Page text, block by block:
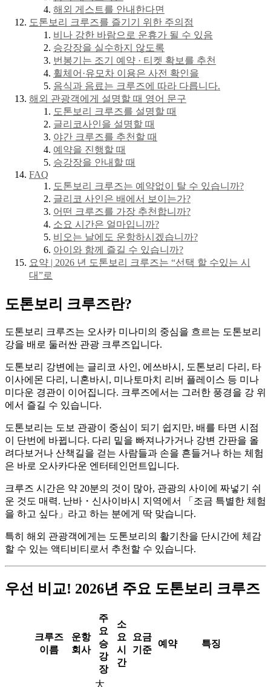
해외 게스트를 안내한다면
도톤보리 크루즈를 즐기기 위한 주의점
비나 강한 바람으로 운휴가 될 수 있음
승강장을 실수하지 않도록
번봉기는 조기 예약 · 티켓 확보를 추천
휠체어·유모차 이용은 사전 확인을
음식과 음료는 크루즈에 따라 다릅니다.
해외 관광객에게 설명할 때 영어 문구
도톤보리 크루즈를 설명할 때
글리코사인을 설명할 때
야간 크루즈를 추천할 때
예약을 진행할 때
승강장을 안내할 때
FAQ
도톤보리 크루즈는 예약없이 탈 수 있습니까?
글리코 사인은 배에서 보이는가?
어떤 크루즈를 가장 추천합니까?
소요 시간은 얼마입니까?
비오는 날에도 운항하시겠습니까?
아이와 함께 즐길 수 있습니까?
요약 | 2026 년 도톤보리 크루즈는 “선택 할 수있는 시
대”로
도톤보리 크루즈란?
도톤보리 크루즈는 오사카 미나미의 중심을 흐르는 도톤보리
강을 배로 둘러싼 관광 크루즈입니다.
도톤보리 강변에는 글리코 사인, 에쓰바시, 도톤보리 다리, 타
이사에몬 다리, 니혼바시, 미나토마치 리버 플레이스 등 미나
미다운 경관이 이어집니다. 크루즈에서는 그러한 풍경을 강 위
에서 즐길 수 있습니다.
도톤보리는 도보 관광이 중심이 되기 쉽지만, 배를 타면 시점
이 단번에 바뀝니다. 다리 밑을 빠져나가거나 강변 간판을 올
려다보거나 산책길을 걷는 사람들과 손을 흔들거나 하는 체험
은 바로 오사카다운 엔터테인먼트입니다.
크루즈 시간은 약 20분의 것이 많아, 관광의 사이에 짜넣기 쉬
운 것도 매력. 난바・신사이바시 지역에서 「조금 특별한 체험
을 하고 싶다」라고 하는 분에게 딱 맞습니다.
특히 해외 관광객에게는 도톤보리의 활기찬을 단시간에 체감
할 수 있는 액티비티로서 추천할 수 있습니다.
우선 비교! 2026년 주요 도톤보리 크루즈
크루즈
이름
운항
회사
주
요
승
강
장
소
요
시
간
요금
기준
예약 특징
大